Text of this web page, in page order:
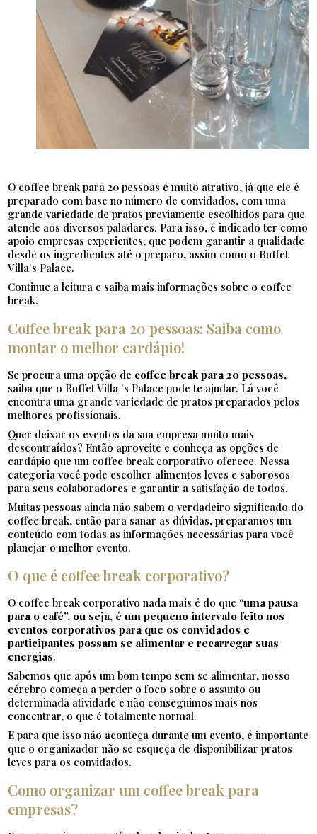
O coffee break para 20 pessoas é muito atrativo, já que ele é
preparado com base no número de convidados, com uma
grande variedade de pratos previamente escolhidos para que
atende aos diversos paladares. Para isso, é indicado ter como
apoio empresas experientes, que podem garantir a qualidade
desde os ingredientes até o preparo, assim como o Buffet
Villa's Palace.
Continue a leitura e saiba mais informações sobre o coffee
break.
Coffee break para 20 pessoas: Saiba como
montar o melhor cardápio!
Se procura uma opção de coffee break para 20 pessoas,
saiba que o Buffet Villa 's Palace pode te ajudar. Lá você
encontra uma grande variedade de pratos preparados pelos
melhores profissionais.
Quer deixar os eventos da sua empresa muito mais
descontraídos? Então aproveite e conheça as opções de
cardápio que um coffee break corporativo oferece. Nessa
categoria você pode escolher alimentos leves e saborosos
para seus colaboradores e garantir a satisfação de todos.
Muitas pessoas ainda não sabem o verdadeiro significado do
coffee break, então para sanar as dúvidas, preparamos um
conteúdo com todas as informações necessárias para você
planejar o melhor evento.
O que é coffee break corporativo?
O coffee break corporativo nada mais é do que “uma pausa
para o café”, ou seja, é um pequeno intervalo feito nos
eventos corporativos para que os convidados e
participantes possam se alimentar e recarregar suas
energias.
Sabemos que após um bom tempo sem se alimentar, nosso
cérebro começa a perder o foco sobre o assunto ou
determinada atividade e não conseguimos mais nos
concentrar, o que é totalmente normal.
E para que isso não aconteça durante um evento, é importante
que o organizador não se esqueça de disponibilizar pratos
leves para os convidados.
Como organizar um coffee break para
empresas?